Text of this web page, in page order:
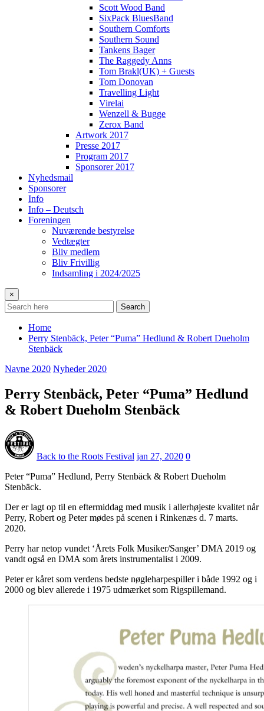
Scott Wood Band
SixPack BluesBand
Southern Comforts
Southern Sound
Tankens Bager
The Raggedy Anns
Tom Brakl(UK) + Guests
Tom Donovan
Travelling Light
Virelai
Wenzell & Bugge
Zerox Band
Artwork 2017
Presse 2017
Program 2017
Sponsorer 2017
Nyhedsmail
Sponsorer
Info
Info – Deutsch
Foreningen
Nuværende bestyrelse
Vedtægter
Bliv medlem
Bliv Frivillig
Indsamling i 2024/2025
×
Search
Home
Perry Stenbäck, Peter “Puma” Hedlund & Robert Dueholm
Stenbäck
Navne 2020 Nyheder 2020
Perry Stenbäck, Peter “Puma” Hedlund
& Robert Dueholm Stenbäck
Back to the Roots Festival jan 27, 2020 0
Peter “Puma” Hedlund, Perry Stenbäck & Robert Dueholm
Stenbäck.
Der er lagt op til en eftermiddag med musik i allerhøjeste kvalitet når
Perry, Robert og Peter mødes på scenen i Rinkenæs d. 7 marts.
2020.
Perry har netop vundet ‘Årets Folk Musiker/Sanger’ DMA 2019 og
vandt også en DMA som årets instrumentalist i 2009.
Peter er kåret som verdens bedste nøgleharpespiller i både 1992 og i
2000 og blev allerede i 1975 udmærket som Rigspillemand.